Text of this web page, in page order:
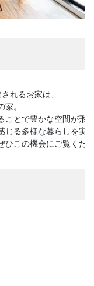
れるお家は、
。
ことで豊かな空間が形
じる多様な暮らしを実
ひこの機会にご覧くだ